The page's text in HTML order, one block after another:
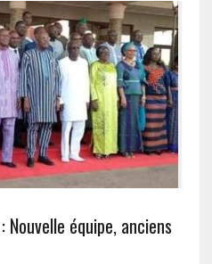
équipe, anciens